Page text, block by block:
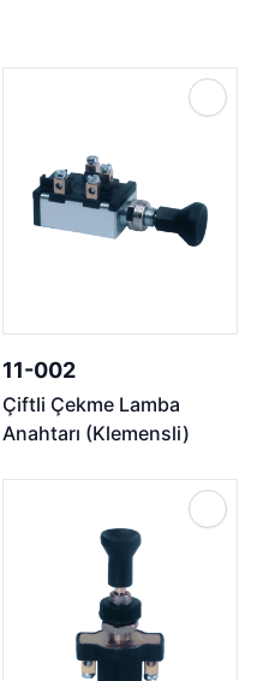
11-002
Çiftli Çekme Lamba
Anahtarı (Klemensli)